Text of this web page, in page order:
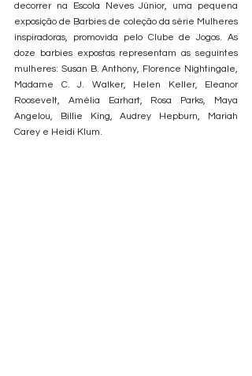
decorrer na Escola Neves Júnior, uma pequena
exposição de Barbies de coleção da série Mulheres
inspiradoras, promovida pelo Clube de Jogos. As
doze barbies expostas representam as seguintes
mulheres: Susan B. Anthony, Florence Nightingale,
Madame C. J. Walker, Helen Keller, Eleanor
Roosevelt, Amélia Earhart, Rosa Parks, Maya
Angelou, Billie King, Audrey Hepburn, Mariah
Carey e Heidi Klum.